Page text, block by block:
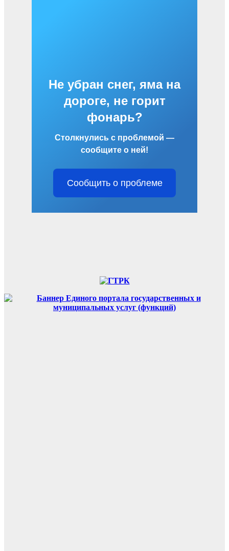
Не убран снег, яма на
дороге, не горит
фонарь?
Столкнулись с проблемой —
сообщите о ней!
Сообщить о проблеме